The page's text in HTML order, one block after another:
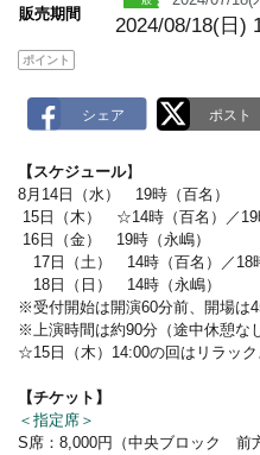
販売期間
2024/08/18(日)
ポイント
【スケジュール】
8月14日（水） 19時（百名）
15日（木） ☆14時（百名）／19
16日（金） 19時（永嶋）
17日（土） 14時（百名）／18
18日（日） 14時（永嶋）
※受付開始は開演60分前、開場は
※上演時間は約90分（途中休憩な
☆15日（木）14:00の回はリラッ
【チケット】
＜指定席＞
S席：8,000円（中央ブロック 前